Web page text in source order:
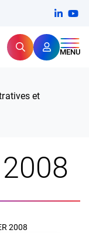
RechercherMENU
pour
et
2008